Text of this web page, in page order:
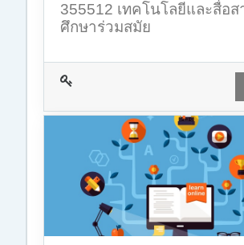
355512 เทคโนโลยีและสื่อส
ศึกษาร่วมสมัย